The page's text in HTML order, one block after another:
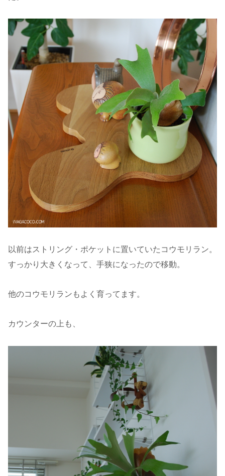
以前はストリング・ポケットに置いていたコウモリラン。
すっかり大きくなって、手狭になったので移動。
他のコウモリランもよく育ってます。
カウンターの上も、